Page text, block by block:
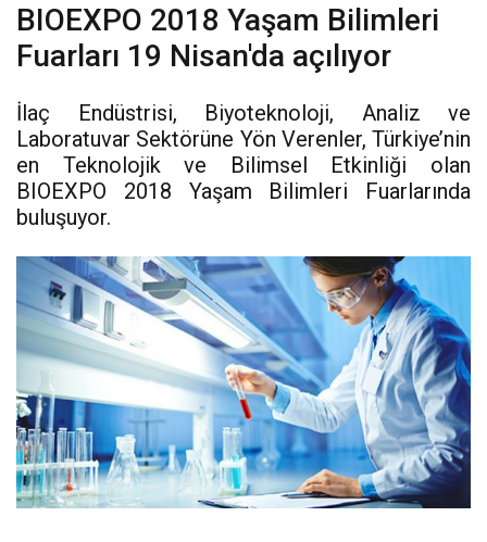
BIOEXPO 2018 Yaşam Bilimleri
Fuarları 19 Nisan'da açılıyor
İlaç Endüstrisi, Biyoteknoloji, Analiz ve
Laboratuvar Sektörüne Yön Verenler, Türkiye’nin
en Teknolojik ve Bilimsel Etkinliği olan
BIOEXPO 2018 Yaşam Bilimleri Fuarlarında
buluşuyor.